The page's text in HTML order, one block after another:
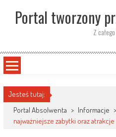
contentPortal tworzony
Z
Jesteś tutaj:
Portal Absolwenta > Informacje >
najważniejsze zabytki oraz atrakcje